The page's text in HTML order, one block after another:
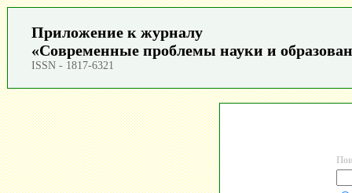
Приложение к журналу
«Современные проблемы науки и
ISSN - 1817-6321